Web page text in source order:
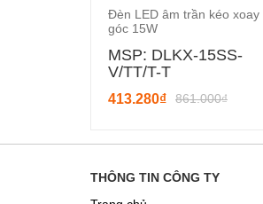
Đèn LED âm trần kéo xoay
góc 15W
MSP: DLKX-15SS-
V/TT/T-T
413.280₫ 861.000₫
THÔNG TIN CÔNG TY